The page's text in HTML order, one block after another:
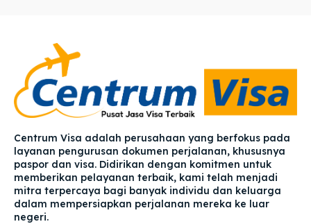
Centrum Visa adalah perusahaan yang berfokus pada
layanan pengurusan dokumen perjalanan, khususnya
paspor dan visa. Didirikan dengan komitmen untuk
memberikan pelayanan terbaik, kami telah menjadi
mitra terpercaya bagi banyak individu dan keluarga
dalam mempersiapkan perjalanan mereka ke luar
negeri.